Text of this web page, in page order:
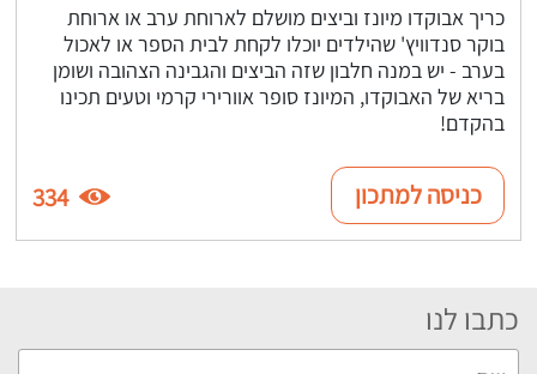
כריך אבוקדו מיונז וביצים מושלם לארוחת ערב או ארוחת
בוקר סנדוויץ' שהילדים יוכלו לקחת לבית הספר או לאכול
בערב - יש במנה חלבון שזה הביצים והגבינה הצהובה ושומן
בריא של האבוקדו, המיונז סופר אוורירי קרמי וטעים תכינו
בהקדם!
כניסה למתכון 334
כתבו לנו